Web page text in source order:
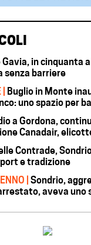
Gavia, in cinquanta
senza barriere
| Buglio in Monte
uno spazio per
a Gordona,
Canadair,
Contrade,
e tradizione
| Sondrio,
aveva